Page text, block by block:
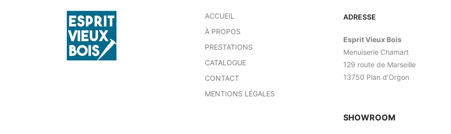
ACCUEIL
À PROPOS
PRESTATIONS
CATALOGUE
CONTACT
MENTIONS LÉGALES
ADRESSE
Esprit Vieux Bois
Menuiserie Chamart
129 route de Marseille
13750 Plan d’Orgon
SHOWROOM